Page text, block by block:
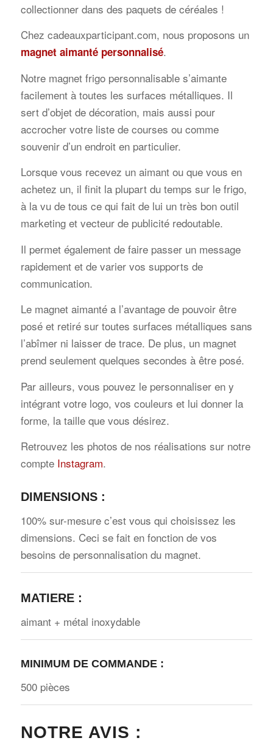
collectionner dans des paquets de céréales !
Chez cadeauxparticipant.com, nous proposons un
magnet aimanté personnalisé.
Notre magnet frigo personnalisable s’aimante
facilement à toutes les surfaces métalliques. Il
sert d’objet de décoration, mais aussi pour
accrocher votre liste de courses ou comme
souvenir d’un endroit en particulier.
Lorsque vous recevez un aimant ou que vous en
achetez un, il finit la plupart du temps sur le frigo,
à la vu de tous ce qui fait de lui un très bon outil
marketing et vecteur de publicité redoutable.
Il permet également de faire passer un message
rapidement et de varier vos supports de
communication.
Le magnet aimanté a l’avantage de pouvoir être
posé et retiré sur toutes surfaces métalliques sans
l’abîmer ni laisser de trace. De plus, un magnet
prend seulement quelques secondes à être posé.
Par ailleurs, vous pouvez le personnaliser en y
intégrant votre logo, vos couleurs et lui donner la
forme, la taille que vous désirez.
Retrouvez les photos de nos réalisations sur notre
compte Instagram.
DIMENSIONS :
100% sur-mesure c’est vous qui choisissez les
dimensions. Ceci se fait en fonction de vos
besoins de personnalisation du magnet.
MATIERE:
aimant + métal inoxydable
MINIMUM DE COMMANDE :
500 pièces
NOTRE AVIS :